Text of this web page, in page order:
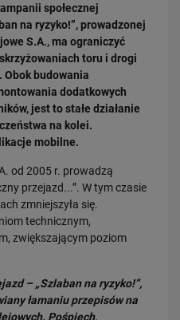
społecznej
na ryzyko!”, prowadzonej
S.A., ma ograniczyć
toru i drogi
Obok budowania
dodatkowych
jest to stałe działanie
na kolei.
mobilne.
od 2005 r. prowadzą
przejazd...”. W tym czasie
zmniejszyła się.
technicznym,
zwiększającym poziom
– „Szlaban na ryzyko!”,
łamaniu przepisów na
Pośpiech,
drogi. O czym pamiętać przy…
Ruszają wakacyjne działania